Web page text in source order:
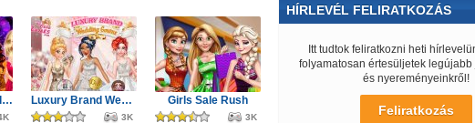
Princesses vs Celebs Fashion Challenge Luxury Brand Wedding Gowns
3K
Girls Sale Rush
3K
HÍRLEVÉL FELIRATKOZÁS
Itt tudtok feliratkozni heti
folyamatosan értesüljetek legújabb
és nyereményeinkről!
Feliratkozás